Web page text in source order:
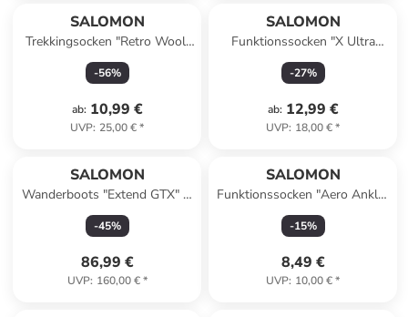
SALOMON
Trekkingsocken "Retro Wool"
in Grau/ Blau
-56%
ab: 10,99 €
UVP: 25,00 €*
SALOMON
Funktionssocken "X Ultra
Quarter" in Khaki
-27%
ab: 12,99 €
UVP: 18,00 €*
SALOMON
Wanderboots "Extend GTX" in
Schwarz
-45%
86,99 €
UVP: 160,00 €*
SALOMON
Funktionssocken "Aero Ankle"
in Weiß/ Grau
-15%
8,49 €
UVP: 10,00 €*